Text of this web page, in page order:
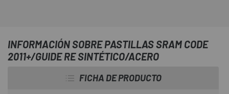
INFORMACIÓN SOBRE PASTILLAS SRAM CODE
2011+/GUIDE RE SINTÉTICO/ACERO
FICHA DE PRODUCTO